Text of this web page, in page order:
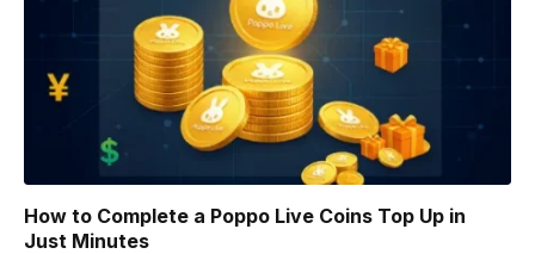
How to Complete a Poppo Live Coins Top Up in
Just Minutes